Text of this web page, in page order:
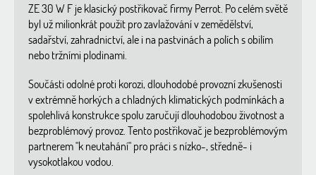
ZE 30 W F je klasický postřikovač firmy Perrot. Po celém světě
byl už milionkrát použit pro zavlažování v zemědělství,
sadařství, zahradnictví, ale i na pastvinách a polích s obilím
nebo tržními plodinami.
Součásti odolné proti korozi, dlouhodobé provozní zkušenosti
v extrémně horkých a chladných klimatických podmínkách a
spolehlivá konstrukce spolu zaručují dlouhodobou životnost a
bezproblémový provoz. Tento postřikovač je bezproblémovým
partnerem "k neutahání" pro práci s nízko-, středně- i
vysokotlakou vodou.